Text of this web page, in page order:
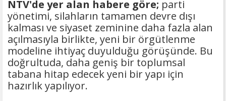
NTV'de yer alan habere göre; parti
yönetimi, silahların tamamen devre dışı
kalması ve siyaset zeminine daha fazla alan
açılmasıyla birlikte, yeni bir örgütlenme
modeline ihtiyaç duyulduğu görüşünde. Bu
doğrultuda, daha geniş bir toplumsal
tabana hitap edecek yeni bir yapı için
hazırlık yapılıyor.